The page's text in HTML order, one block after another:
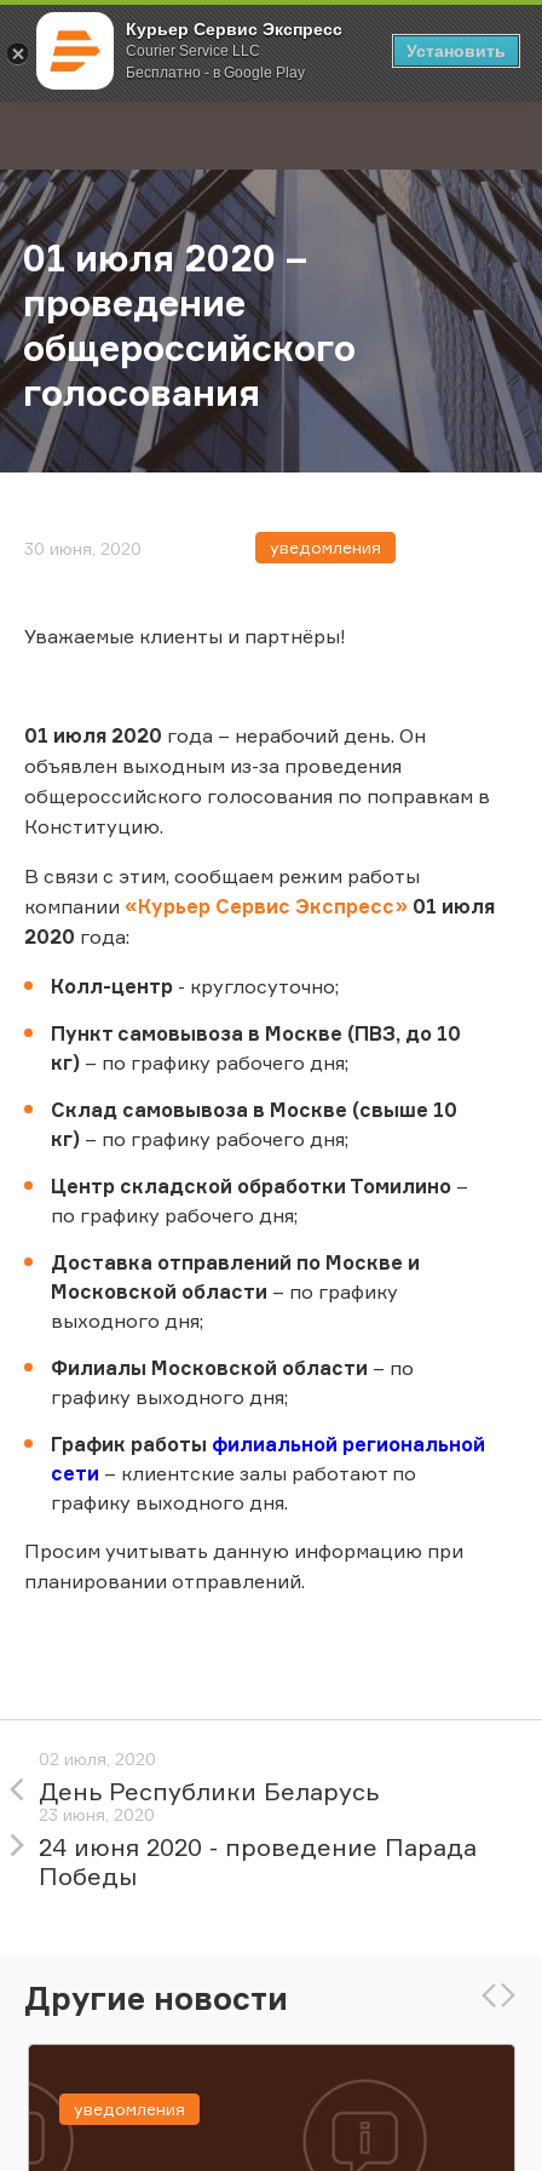
Курьер Сервис Экспресс
Courier Service LLC
Бесплатно - в Google Play
Установить
; Главная О компании Новости 01 июля 2020 – проведение
01 июля 2020 –
проведение
общероссийского
голосования
30 июня, 2020 уведомления
Уважаемые клиенты и партнёры!
01 июля 2020 года – нерабочий день. Он
объявлен выходным из-за проведения
общероссийского голосования по поправкам в
Конституцию.
В связи с этим, сообщаем режим работы
компании «Курьер Сервис Экспресс» 01 июля
2020 года:
Колл-центр - круглосуточно;
Пункт самовывоза в Москве (ПВЗ, до 10
кг) – по графику рабочего дня;
Склад самовывоза в Москве (свыше 10
кг) – по графику рабочего дня;
Центр складской обработки Томилино –
по графику рабочего дня;
Доставка отправлений по Москве и
Московской области – по графику
выходного дня;
Филиалы Московской области – по
графику выходного дня;
График работы филиальной региональной
сети – клиентские залы работают по
графику выходного дня.
Просим учитывать данную информацию при
планировании отправлений.
02 июля, 2020
День Республики Беларусь
23 июня, 2020
24 июня 2020 - проведение Парада
Победы
Другие новости
уведомления